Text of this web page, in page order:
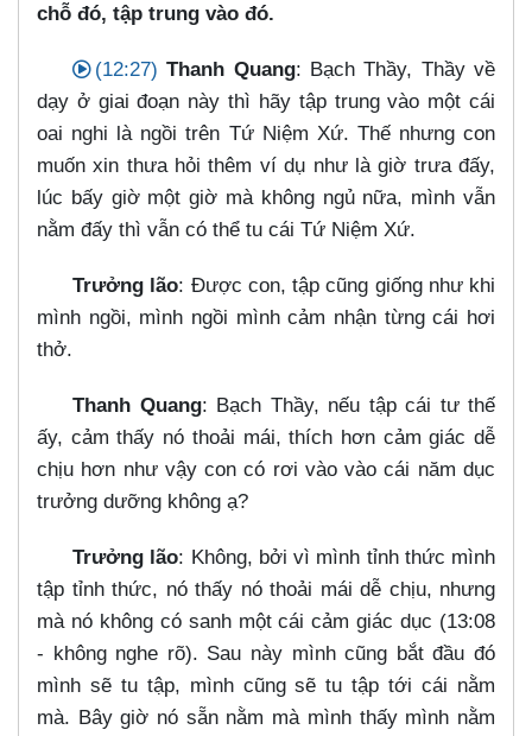
chỗ đó, tập trung vào đó.
(12:27) Thanh Quang: Bạch Thầy, Thầy về
dạy ở giai đoạn này thì hãy tập trung vào một cái
oai nghi là ngồi trên Tứ Niệm Xứ. Thế nhưng con
muốn xin thưa hỏi thêm ví dụ như là giờ trưa đấy,
lúc bấy giờ một giờ mà không ngủ nữa, mình vẫn
nằm đấy thì vẫn có thể tu cái Tứ Niệm Xứ.
Trưởng lão: Được con, tập cũng giống như khi
mình ngồi, mình ngồi mình cảm nhận từng cái hơi
thở.
Thanh Quang: Bạch Thầy, nếu tập cái tư thế
ấy, cảm thấy nó thoải mái, thích hơn cảm giác dễ
chịu hơn như vậy con có rơi vào vào cái năm dục
trưởng dưỡng không ạ?
Trưởng lão: Không, bởi vì mình tỉnh thức mình
tập tỉnh thức, nó thấy nó thoải mái dễ chịu, nhưng
mà nó không có sanh một cái cảm giác dục (13:08
- không nghe rõ). Sau này mình cũng bắt đầu đó
mình sẽ tu tập, mình cũng sẽ tu tập tới cái nằm
mà. Bây giờ nó sẵn nằm mà mình thấy mình nằm